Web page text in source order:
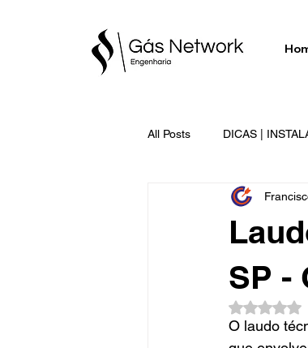
All Posts DICAS |
SERVIÇOS
SP -
O laudo